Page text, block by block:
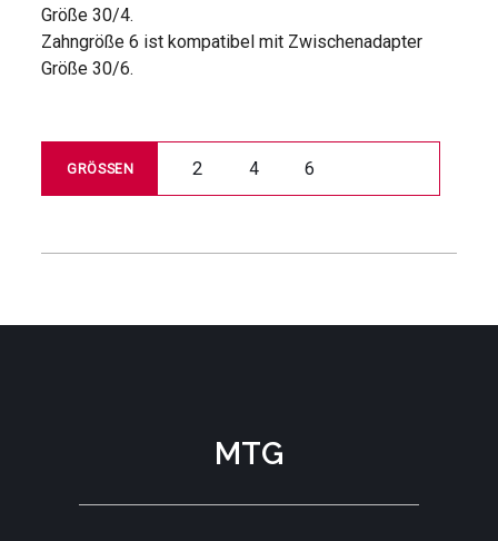
Größe 30/4.
Zahngröße 6 ist kompatibel mit Zwischenadapter
Größe 30/6.
GRÖSSEN 2 4 6
MTG